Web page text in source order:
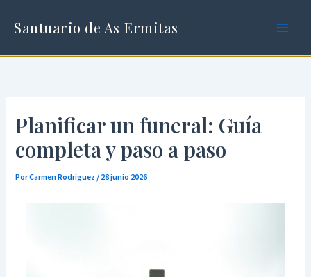
Santuario de As Ermitas
Planificar un funeral: Guía
completa y paso a paso
PorCarmen Rodríguez/28 junio 2026